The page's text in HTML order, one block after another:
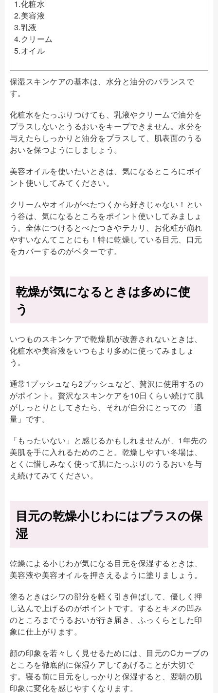
1.化粧水
2.美容液
3.乳液
4.クリーム
5.オイル
保湿スキンケアの基本は、水分と油分のバランスで
す。
化粧水をたっぷりつけても、乳液やクリームで油分を
プラスしないとうるおいをキープできません。水分を
与えたらしっかりと油分をプラスして、肌表面のうる
おいを保つようにしましょう。
美容オイルを使いたいときは、気になるところにポイ
ント使いしてみてください。
クリームやオイルがべたつくから好きじゃない！とい
う谷は、気になるところをポイント使いしてみましょ
う。全体につけるとべたつきやテカリ、お化粧が崩れ
やすいなんてことにも！特に乾燥している目元、口元
をカバーするのがベターです。
乾燥が気になるときは多めに使
う
いつものスキンケアで乾燥肌が改善されないときは、
化粧水や美容液をいつもより多めに使ってみましょ
う。
通常1プッシュなら2プッシュなど、贅沢に使用するの
がポイント。贅沢なスキンケアを10日くらい続けて肌
がしっとりとしてきたら、それが自分にとっての「適
量」です。
「もったいない」と感じるかもしれませんが、1年先の
美肌を手に入れるためのこと。乾燥しやすい冬場は、
とくに惜しみなく使って肌にたっぷりのうるおいを与
え続けてみてください。
目元の乾燥小じわにはプラスの保
湿
乾燥による小じわが気になる目元を保湿するときは、
美容液や美容オイルを押さえるように塗りましょう。
塗るときはシワの部分を軽く引き伸ばして、優しく押
し込んで上げるのがポイントです。するとキメの凹み
のところまでうるおいが行き届き、ふっくらとした印
象に仕上がります。
顔の印象を若々しく見せるためには、目元のCカーブの
ところを徹底的に保湿ケアしてあげることが大切で
す。寝る前に目元をしっかりと保湿すると、翌朝の肌
印象に変化を感じやすくなります。